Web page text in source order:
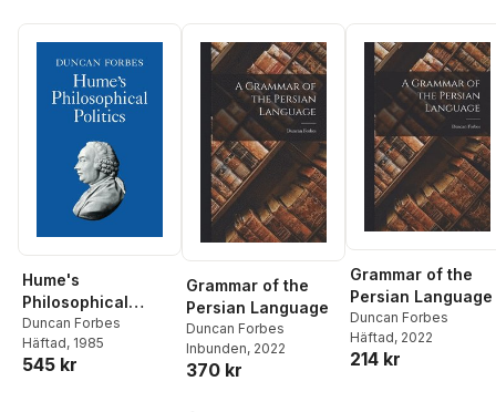
Hume's
Philosophical
Politics
Duncan Forbes
Häftad, 1985
545 kr
Grammar of the
Persian Language
Duncan Forbes
Inbunden, 2022
370 kr
Grammar of the
Persian Language
Duncan Forbes
Häftad, 2022
214 kr